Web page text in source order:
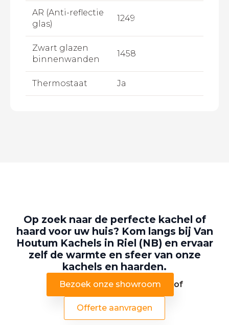
AR (Anti-reflectie
glas)
1249
Zwart glazen
binnenwanden
1458
Thermostaat Ja
Op zoek naar de perfecte kachel of
haard voor uw huis? Kom langs bij Van
Houtum Kachels in Riel (NB) en ervaar
zelf de warmte en sfeer van onze
kachels en haarden.
Bezoek onze showroom of
Offerte aanvragen